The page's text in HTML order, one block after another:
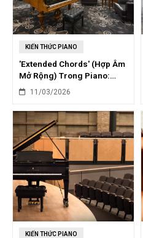
KIẾN THỨC PIANO
'Extended Chords' (Hợp Âm
Mở Rộng) Trong Piano:
Cách Sử Dụng Sáng Tạo
11/03/2026
KIẾN THỨC PIANO